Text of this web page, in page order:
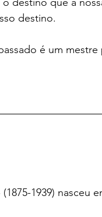
destino.
é um
1939) nasceu